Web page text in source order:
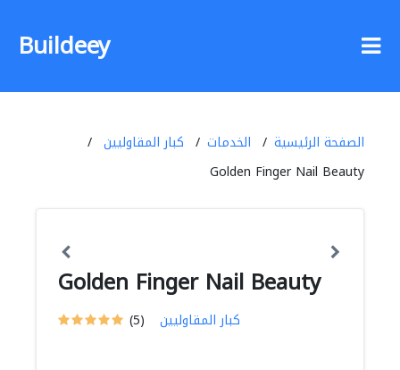
Buildeey
الصفحة الرئيسية الخدمات
كبار المقاوليين
Golden Finger Nail Beauty
Golden Finger Nail Beauty
(5) كبار المقاوليين